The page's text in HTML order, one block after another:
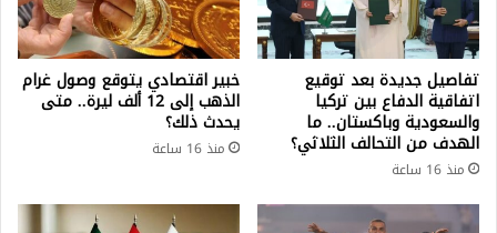
تفاصيل جديدة بعد توقيع
اتفاقية الدفاع بين تركيا
والسعودية وباكستان.. ما
الهدف من التحالف الثلاثي؟
منذ 16 ساعة
خبير اقتصادي يتوقع وصول غرام
الذهب إلى 12 ألف ليرة.. متى
يحدث ذلك؟
منذ 16 ساعة